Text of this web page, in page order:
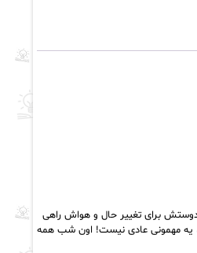
برای تغییر حال و هواش راهی
یه مهمونی عادی نیست! اون شب همه